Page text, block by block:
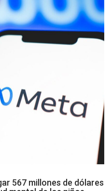
567 millones de dólares